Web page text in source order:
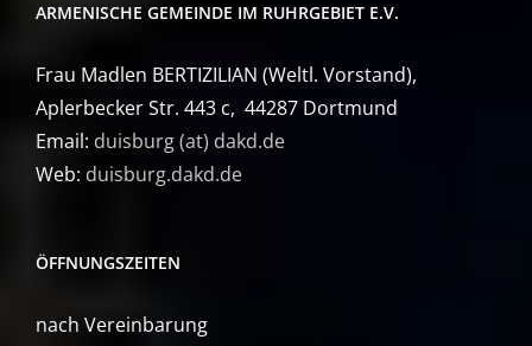
ARMENISCHE GEMEINDE IM RUHRGEBIET E.V.
Frau Madlen BERTIZILIAN (Weltl. Vorstand),
Aplerbecker Str. 443 c, 44287 Dortmund
Email: duisburg (at) dakd.de
Web: duisburg.dakd.de
ÖFFNUNGSZEITEN
nach Vereinbarung